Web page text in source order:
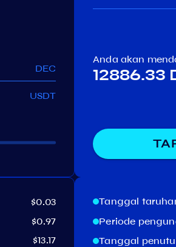
DEC
USDT
$0.03
$0.97
$13.17
Anda akan
12886.33
Tanggal
Periode
Tanggal